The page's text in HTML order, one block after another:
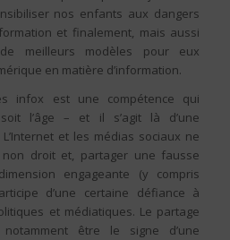
nos enfants aux dangers
et finalement, mais aussi
meilleurs modèles pour eux
en matière d’information.
infox est une compétence qui
l’âge – et il s’agit là d’une
et les médias sociaux ne
droit et, partager une fausse
engageante (y compris
d’une certaine défiance à
et médiatiques. Le partage
être le signe d’une